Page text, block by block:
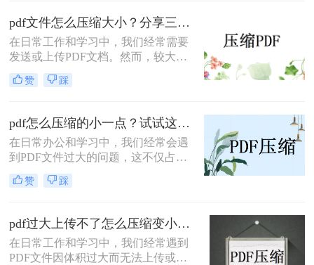
本文将介绍两种解决PDF文件过大无
法上传的方法，帮助你轻松应对这一
问题。
pdf文件怎么压缩大小？分享三种实用压缩方法！
在日常工作和学习中，我们经常需要
发送或上传PDF文档。然而，较大的
文件可能会导致传输缓慢或者无法满
足上传限制。那么pdf文件怎么压缩大
缩方法，帮助你轻松减小文件大小。
赞 踩
pdf怎么压缩的小一点？试试这三种实用压缩方法！
在日常办公和学习中，我们经常会遇
到PDF文件过大的问题，这不仅占用
了大量的存储空间，还影响了文件的
传输速度。那么pdf怎么压缩的小一点
绍三种实用的PDF压缩方法，帮助您
轻松将PDF文件压缩得更小。
赞 踩
pdf过大上传不了怎么压缩变小？快来试试这3种压缩方法！
在日常工作和学习中，我们经常遇到
PDF文件因体积过大而无法上传或分